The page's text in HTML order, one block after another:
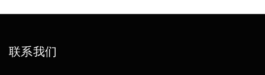
联系我们